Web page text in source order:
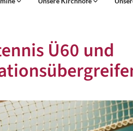
Ü60 und